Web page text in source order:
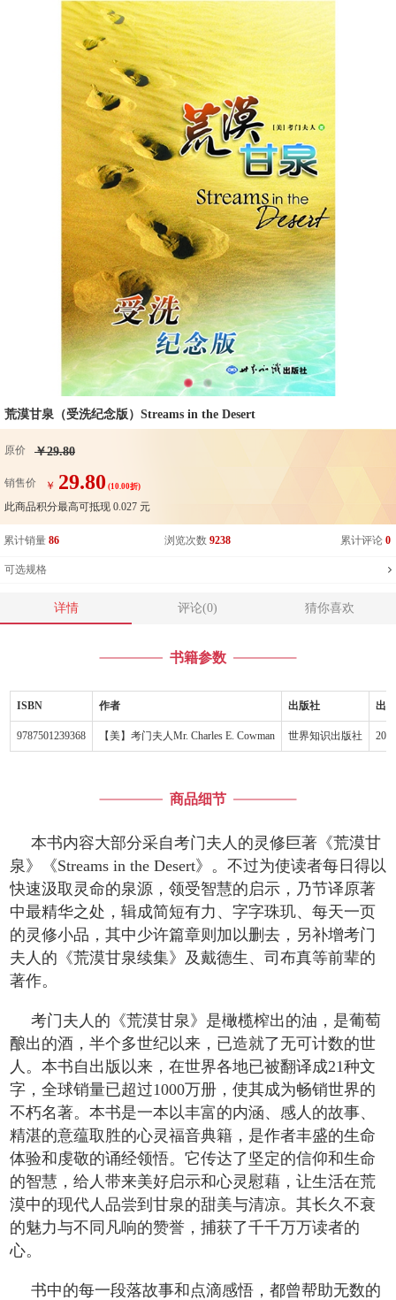
荒漠甘泉（受洗纪念版）Streams in the Desert
原价 ￥29.80
销售价 ￥ 29.80 (10.00折)
此商品积分最高可抵现 0.027 元
累计销量 86 浏览次数 9238 累计评论 0
可选规格
详情 评论(0) 猜你喜欢
书籍参数
ISBN 作者 出版社 出
9787501239368 【美】考门夫人Mr. Charles E. Cowman 世界知识出版社
商品细节
本书内容大部分采自考门夫人的灵修巨著《荒漠甘
泉》《Streams in the Desert》。不过为使读者每日得以
快速汲取灵命的泉源，领受智慧的启示，乃节译原著
中最精华之处，辑成简短有力、字字珠玑、每天一页
的灵修小品，其中少许篇章则加以删去，另补增考门
夫人的《荒漠甘泉续集》及戴德生、司布真等前辈的
著作。
考门夫人的《荒漠甘泉》是橄榄榨出的油，是葡萄
酿出的酒，半个多世纪以来，已造就了无可计数的世
人。本书自出版以来，在世界各地已被翻译成21种文
字，全球销量已超过1000万册，使其成为畅销世界的
不朽名著。本书是一本以丰富的内涵、感人的故事、
精湛的意蕴取胜的心灵福音典籍，是作者丰盛的生命
体验和虔敬的诵经领悟。它传达了坚定的信仰和生命
的智慧，给人带来美好启示和心灵慰藉，让生活在荒
漠中的现代人品尝到甘泉的甜美与清凉。其长久不衰
的魅力与不同凡响的赞誉，捕获了千千万万读者的
心。
书中的每一段落故事和点滴感悟，都曾帮助无数的